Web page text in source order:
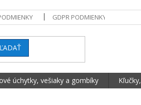
GDPR PODMIENKY OCHRANY
úchytky, vešiaky a gombíky